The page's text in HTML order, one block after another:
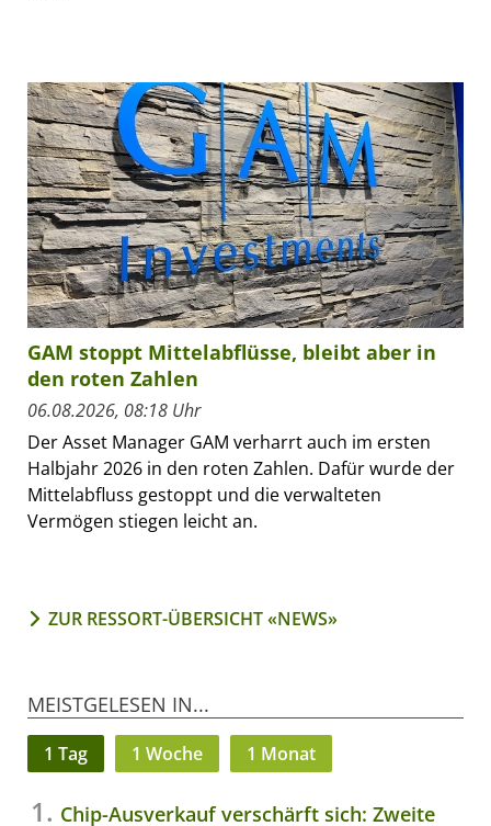
GAM stoppt Mittelabflüsse, bleibt aber in
den roten Zahlen
06.08.2026, 08:18 Uhr
Der Asset Manager GAM verharrt auch im ersten
Halbjahr 2026 in den roten Zahlen. Dafür wurde der
Mittelabfluss gestoppt und die verwalteten
Vermögen stiegen leicht an.
ZUR RESSORT-ÜBERSICHT «NEWS»
MEISTGELESEN IN...
1 Tag 1 Woche 1 Monat
Chip-Ausverkauf verschärft sich: Zweite